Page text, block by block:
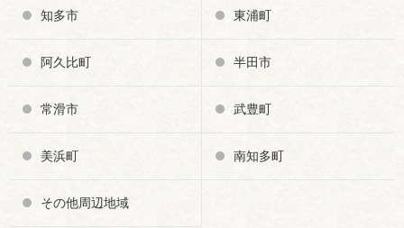
知多市 東浦町
阿久比町 半田市
常滑市 武豊町
美浜町 南知多町
その他周辺地域